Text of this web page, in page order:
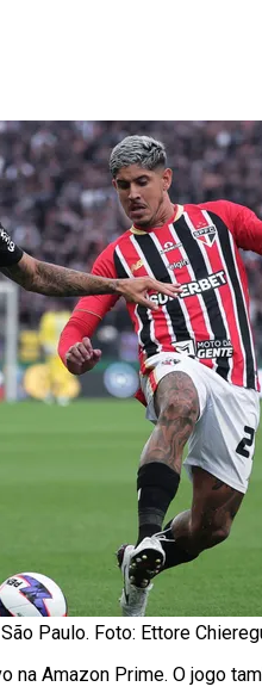
Paulo. Foto: Ettore
na Amazon Prime. O jogo